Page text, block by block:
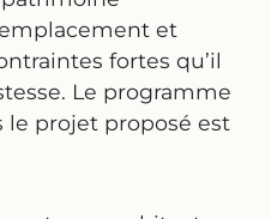
et
fortes qu’il
Le programme
le projet proposé est